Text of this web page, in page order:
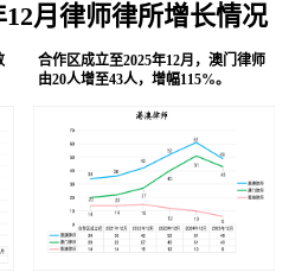
月律师律所增长情况
合作区成立至2025年12月，澳门律师
由20人增至43人，增幅115%。